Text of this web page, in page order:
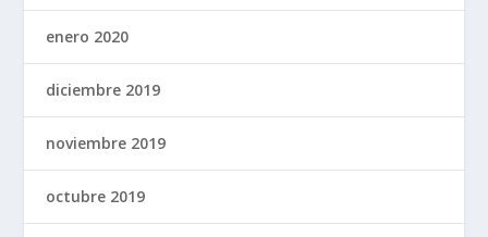
enero 2020
diciembre 2019
noviembre 2019
octubre 2019